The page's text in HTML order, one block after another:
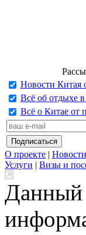
Новости Китая
Всё об отдыхе
Всё о Китае от
О проекте |
Услуги | Визы и
Данный